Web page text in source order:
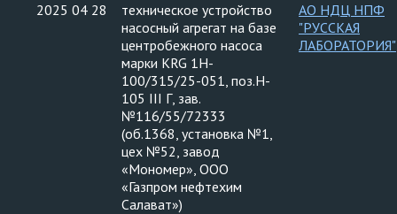
2025 04 28
техническое устройство
насосный агрегат на базе
центробежного насоса
марки KRG 1H-
100/315/25-051, поз.H-
105 III Г, зав.
№116/55/72333
(об.1368, установка №1,
цех №52, завод
«Мономер», ООО
«Газпром нефтехим
Салават»)
АО НДЦ НПФ
"РУССКАЯ
ЛАБОРАТОРИЯ"